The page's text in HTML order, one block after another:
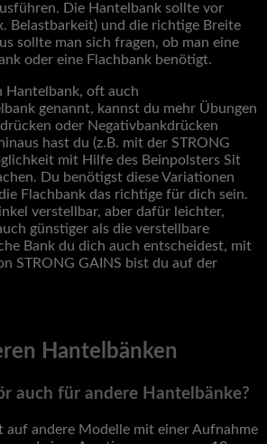
Die Hantelbank sollte vor
Belastbarkeit) und die richtige Breite
sollte man sich fragen, ob man eine
oder eine Flachbank benötigt.
Hantelbank, oft auch
genannt, kannst du mehr Übungen
oder Negativbankdrücken
hast du (z.B. mit der STRONG
mit Hilfe des Beinpolsters Sit
Du benötigst diese Variationen
Flachbank das richtige für dich sein.
verstellbar, aber dafür leichter,
günstiger als die verstellbare
Bank du dich auch entscheidest, mit
STRONG GAINS bist du auf der
Hantelbänken
auch für andere Hantelbänke?
auf andere Modelle mit einer Aufnahme